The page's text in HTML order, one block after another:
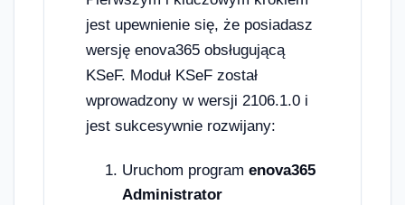
jest upewnienie się, że posiadasz
wersję enova365 obsługującą
KSeF. Moduł KSeF został
wprowadzony w wersji 2106.1.0 i
jest sukcesywnie rozwijany:
Uruchom program enova365
Administrator